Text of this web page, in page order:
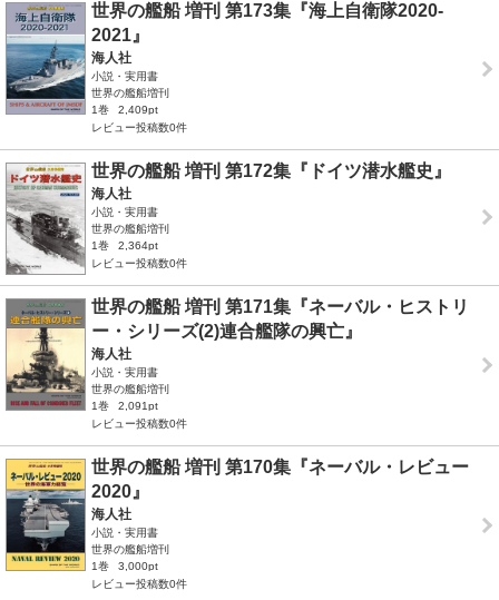
世界の艦船 増刊 第173集『海上自衛隊2020-
2021』
海人社
小説・実用書
世界の艦船増刊
1巻
2,409pt
レビュー投稿数0件
世界の艦船 増刊 第172集『ドイツ潜水艦史』
海人社
小説・実用書
世界の艦船増刊
1巻
2,364pt
レビュー投稿数0件
世界の艦船 増刊 第171集『ネーバル・ヒストリ
ー・シリーズ(2)連合艦隊の興亡』
海人社
小説・実用書
世界の艦船増刊
1巻
2,091pt
レビュー投稿数0件
世界の艦船 増刊 第170集『ネーバル・レビュー
2020』
海人社
小説・実用書
世界の艦船増刊
1巻
3,000pt
レビュー投稿数0件